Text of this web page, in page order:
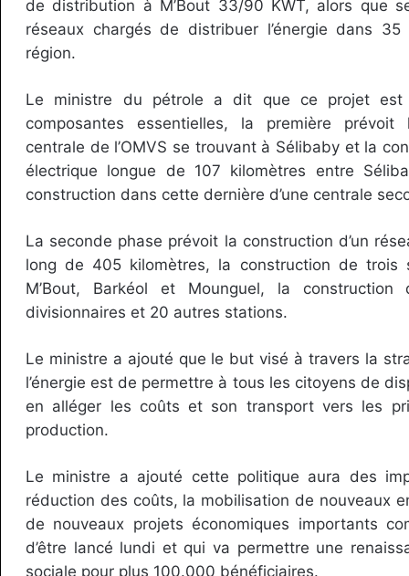
de distribution à M’Bout 33/90 KWT, alors que
réseaux chargés de distribuer l’énergie dans
région.
Le ministre du pétrole a dit que ce projet est
composantes essentielles, la première
centrale de l’OMVS se trouvant à Sélibaby et la
électrique longue de 107 kilomètres entre
construction dans cette dernière d’une centrale
La seconde phase prévoit la construction d’un
long de 405 kilomètres, la construction de trois
M’Bout, Barkéol et Mounguel, la
divisionnaires et 20 autres stations.
Le ministre a ajouté que le but visé à travers la
l’énergie est de permettre à tous les citoyens de
en alléger les coûts et son transport vers les
production.
Le ministre a ajouté cette politique aura des
réduction des coûts, la mobilisation de nouveaux
de nouveaux projets économiques importants
d’être lancé lundi et qui va permettre une
sociale pour plus 100.000 bénéficiaires.